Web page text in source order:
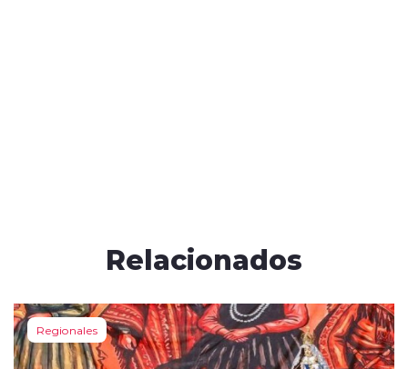
Relacionados
Regionales